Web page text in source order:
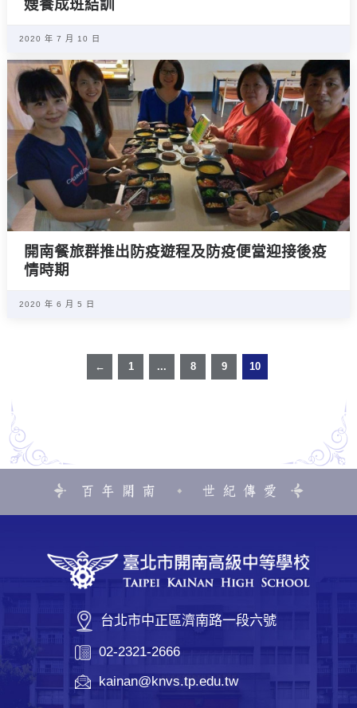
嫂養成班結訓
2020 年 7 月 10 日
開南餐旅群推出防疫遊程及防疫便當迎接後疫
情時期
2020 年 6 月 5 日
← 1 ... 8 9 10
台北市中正區濟南路一段六號
02-2321-2666
kainan@knvs.tp.edu.tw